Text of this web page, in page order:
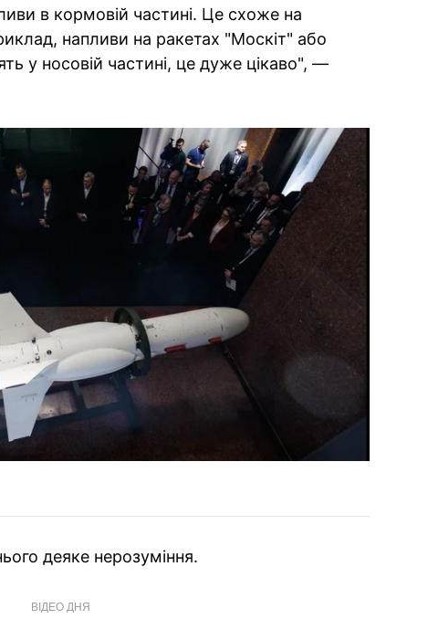
в кормовій частині. Це схоже на
напливи на ракетах "Москіт" або
у носовій частині, це дуже цікаво", —
деяке нерозуміння.
ВІДЕО ДНЯ